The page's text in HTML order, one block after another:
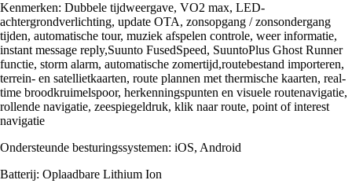
Kenmerken: Dubbele tijdweergave, VO2 max, LED-
achtergrondverlichting, update OTA, zonsopgang / zonsondergang
tijden, automatische tour, muziek afspelen controle, weer informatie,
instant message reply,Suunto FusedSpeed, SuuntoPlus Ghost Runner
functie, storm alarm, automatische zomertijd,routebestand importeren,
terrein- en satellietkaarten, route plannen met thermische kaarten, real-
time broodkruimelspoor, herkenningspunten en visuele routenavigatie,
rollende navigatie, zeespiegeldruk, klik naar route, point of interest
navigatie
Ondersteunde besturingssystemen: iOS, Android
Batterij: Oplaadbare Lithium Ion